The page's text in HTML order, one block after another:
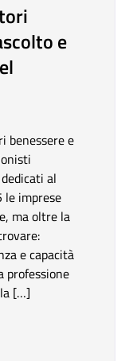
e
benessere e
al
le imprese
ma oltre la
e capacità
professione
[…]